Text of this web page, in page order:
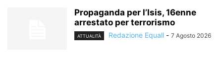
Propaganda per l’Isis, 16enne
arrestato per terrorismo
ATTUALITÀ Redazione Equall - 7 Agosto 2026